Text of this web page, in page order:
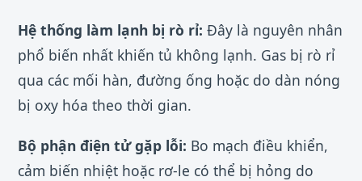
Hệ thống làm lạnh bị rò rỉ: Đây là nguyên nhân
phổ biến nhất khiến tủ không lạnh. Gas bị rò rỉ
qua các mối hàn, đường ống hoặc do dàn nóng
bị oxy hóa theo thời gian.
Bộ phận điện tử gặp lỗi: Bo mạch điều khiển,
cảm biến nhiệt hoặc rơ-le có thể bị hỏng do